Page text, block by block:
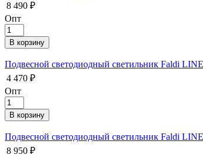
8 490 ₽
Опт
Подвесной светодиодный светильник Faldi
4 470 ₽
Опт
Подвесной светодиодный светильник Faldi
8 950 ₽